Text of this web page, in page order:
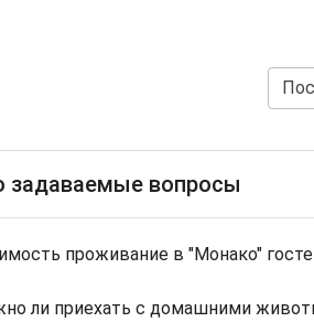
задаваемые вопросы
проживание в "Монако"
ли приехать с домашними